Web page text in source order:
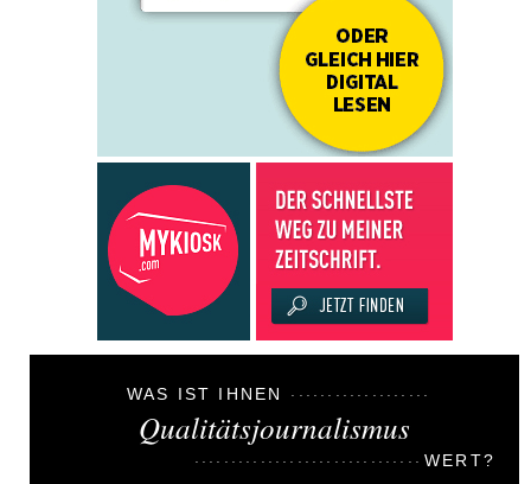
WAS IST IHNEN
Qualitätsjournalismus
WERT?